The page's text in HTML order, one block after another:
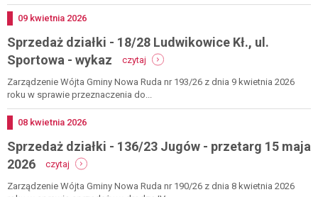
rokowania
maja
2026
Dodano
09 kwietnia 2026
Sprzedaż działki - 18/28 Ludwikowice Kł., ul.
Sportowa - wykaz
czytaj
sprzedaż
działki
ul.
sportowa
wykaz
Zarządzenie Wójta Gminy Nowa Ruda nr 193/26 z dnia 9 kwietnia 2026
roku w sprawie przeznaczenia do...
Dodano
08 kwietnia 2026
Sprzedaż działki - 136/23 Jugów - przetarg 15 maja
2026
czytaj
sprzedaż
działki
Zarządzenie Wójta Gminy Nowa Ruda nr 190/26 z dnia 8 kwietnia 2026